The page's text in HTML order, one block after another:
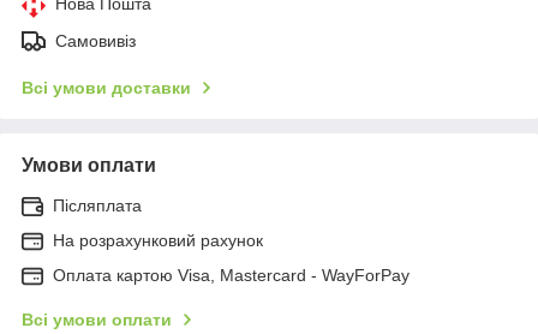
Самовивіз
Всі умови доставки
Умови оплати
Післяплата
На розрахунковий рахунок
Оплата картою Visa, Mastercard - WayForPay
Всі умови оплати